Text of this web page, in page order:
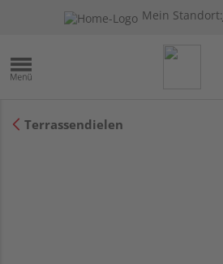
Mein Standort:
Terrassendielen